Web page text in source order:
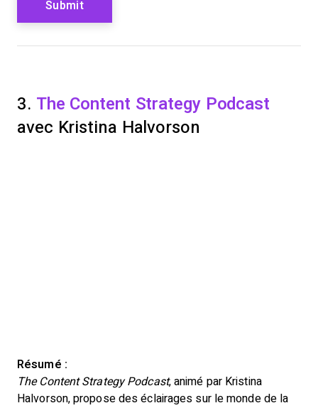
3. The Content Strategy Podcast
avec Kristina Halvorson
Résumé :
The Content Strategy Podcast, animé par Kristina
Halvorson, propose des éclairages sur le monde de la